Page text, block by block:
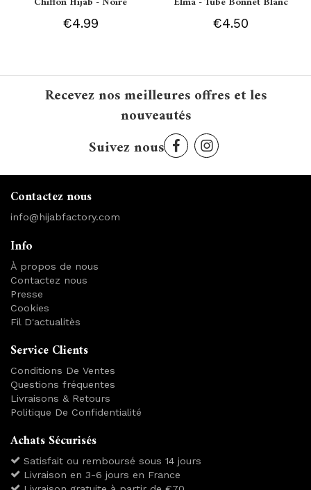
€4.99 €4.50
Recevez nos meilleures offres et les
nouveautés
Suivez nous
Contactez nous
info@hijabfactory.com
Info
À propos de nous
Contactez nous
Presse
Cookies
Fil D'actualitès
Service Clients
Conditions De Ventes
Questions fréquentes
Livraisons & Retours
Politique De Confidentialité
Achats Sécurisés
Satisfait ou remboursé sous 14 jours
Livraison en 3-6 jours en France